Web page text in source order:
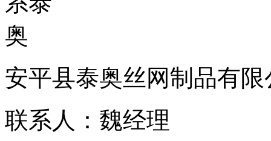
安平县泰奥丝网制品有限
联系人：魏经理